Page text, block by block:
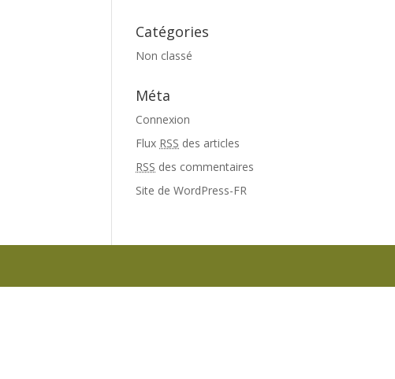
Catégories
Non classé
Méta
Connexion
Flux RSS des articles
RSS des commentaires
Site de WordPress-FR